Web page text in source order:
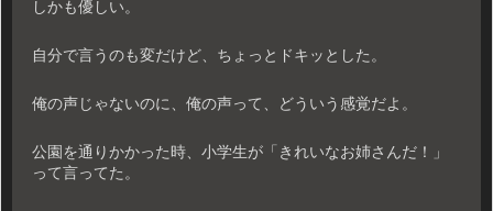
しかも優しい。
自分で言うのも変だけど、ちょっとドキッとした。
俺の声じゃないのに、俺の声って、どういう感覚だよ。
公園を通りかかった時、小学生が「きれいなお姉さんだ！」
って言ってた。